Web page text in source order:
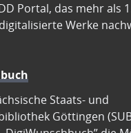
Portal, das mehr als
Werke
Staats- und
Göttingen